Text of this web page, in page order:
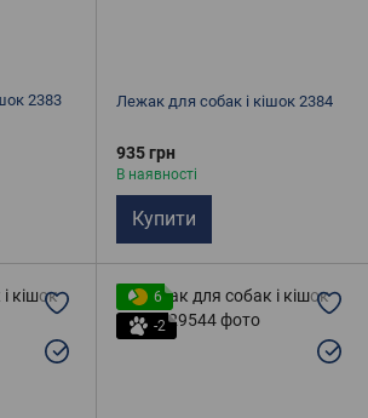
2383 Лежак для собак і кішок 2384
935 грн
В наявності
Купити
6
-2